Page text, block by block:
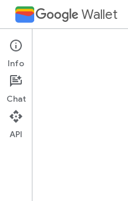
Wallet
Smart Tap
Beranda
Info
Chat
API